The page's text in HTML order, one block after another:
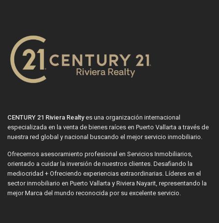
CENTURY 21 Riviera Realtyes una organización internacional
especializada en la venta de bienes raíces en Puerto Vallarta a través de
nuestra red global y nacional buscando el mejor servicio inmobiliario.
Ofrecemos asesoramiento profesional en Servicios Inmobiliarios,
orientado a cuidar la inversión de nuestros clientes. Desafiando la
mediocridad + Ofreciendo experiencias extraordinarias. Líderes en el
sector inmobiliario en Puerto Vallarta y Riviera Nayarit, representando la
mejor Marca del mundo reconocida por su excelente servicio.